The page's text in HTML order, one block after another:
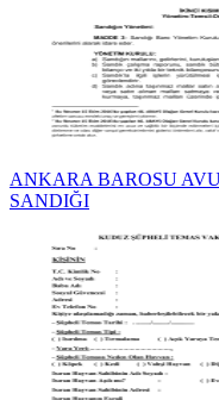
ANKARA BAROSU
SANDIĞI